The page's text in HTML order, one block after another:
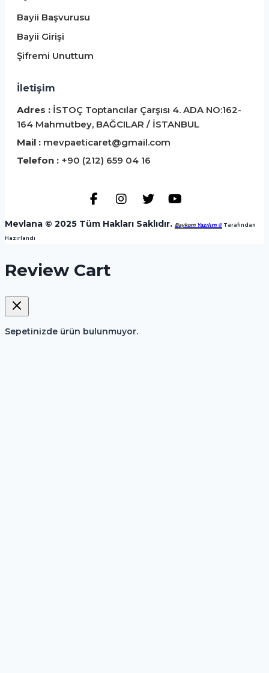
Bayii Başvurusu
Bayii Girişi
Şifremi Unuttum
İletişim
Adres : İSTOÇ Toptancılar Çarşısı 4. ADA NO:162-
164 Mahmutbey, BAĞCILAR / İSTANBUL
Mail : mevpaeticaret@gmail.com
Telefon : +90 (212) 659 04 16
Mevlana © 2025 Tüm Hakları Saklıdır. Baykom Yazılım © ️ Tarafından
Hazırlandı
Review Cart
Sepetinizde ürün bulunmuyor.